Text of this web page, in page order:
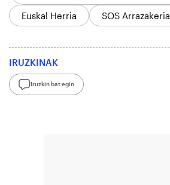
Euskal Herria
SOS Arrazakeria
IRUZKINAK
Iruzkin bat egin